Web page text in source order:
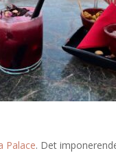
Palace. Det